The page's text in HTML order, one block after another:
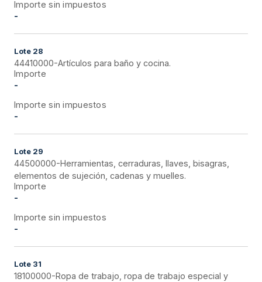
Importe sin impuestos
-
Lote 28
44410000-Artículos para baño y cocina.
Importe
-
Importe sin impuestos
-
Lote 29
44500000-Herramientas, cerraduras, llaves, bisagras,
elementos de sujeción, cadenas y muelles.
Importe
-
Importe sin impuestos
-
Lote 31
18100000-Ropa de trabajo, ropa de trabajo especial y